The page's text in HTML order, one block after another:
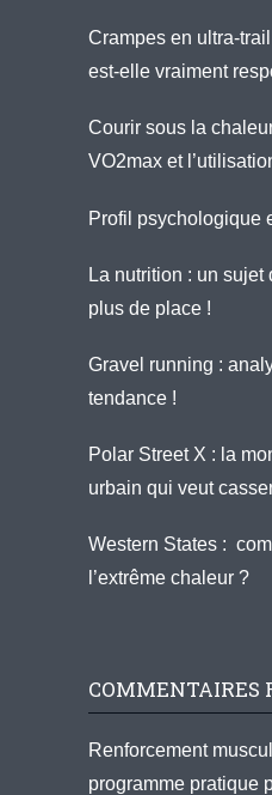
Crampes en ultra-
est-elle vraiment
Courir sous la
VO2max et
Profil psychologique
La nutrition : un
plus de place !
Gravel running :
tendance !
Polar Street X : la
urbain qui veut
Western States :
l’extrême chaleur ?
COMMENTAIRES
Renforcement
programme pratique